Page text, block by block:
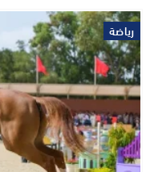
رياضة